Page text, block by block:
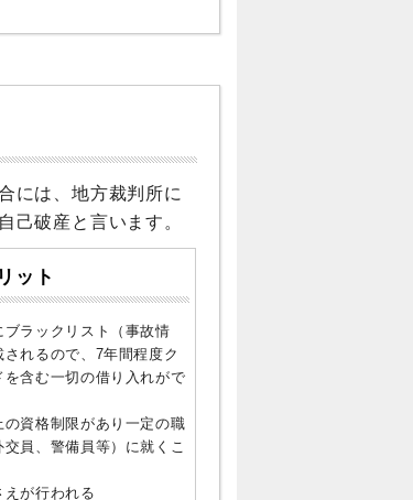
には、地方裁判所に
己破産と言います。
ット
ラックリスト（事故情
れるので、7年間程度ク
を含む一切の借り入れがで
の資格制限があり一定の職
員、警備員等）に就くこ
えが行われる